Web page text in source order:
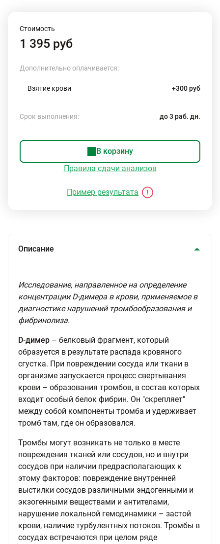
Стоимость
1 395 руб
Дополнительно оплачивается:
Взятие крови +300 руб
Срок выполнения: до 3 раб. дн.
В корзину
Правила сдачи анализов
Пример результата
Описание
Исследование, направленное на определение
концентрации D-димера в крови, применяемое в
диагностике нарушений тромбообразования и
фибринолиза.
D-димер – белковый фрагмент, который
образуется в результате распада кровяного
сгустка. При повреждении сосуда или ткани в
организме запускается процесс свертывания
крови – образования тромбов, в состав которых
входит особый белок фибрин. Он "скрепляет"
между собой компоненты тромба и удерживает
тромб там, где он образовался.
Тромбы могут возникать не только в месте
повреждения тканей или сосудов, но и внутри
сосудов при наличии предрасполагающих к
этому факторов: повреждение внутренней
выстилки сосудов различными эндогенными и
экзогенными веществами и антителами,
нарушение локальной гемодинамики – застой
крови, наличие турбулентных потоков. Тромбы в
сосудах встречаются при целом ряде